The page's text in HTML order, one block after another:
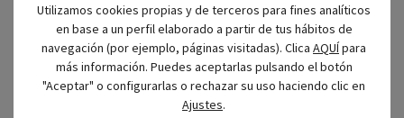
acércate aCalle Príncipe de Vergara 44, 1º
, en elBarrio Salamanca de Madrid.
Utilizamos cookies propias y de terceros para fines analíticos
en base a un perfil elaborado a partir de tus hábitos de
navegación (por ejemplo, páginas visitadas). Clica AQUÍpara
más información. Puedes aceptarlas pulsando el botón
"Aceptar" o configurarlas o rechazar su uso haciendo clic en
Ajustes.